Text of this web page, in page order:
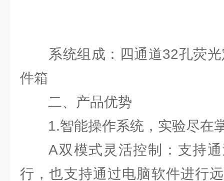
系统组成：四通道32孔荧光
件箱
二、产品优势
1.智能操作系统，实验尽在
A双模式灵活控制：支持通
行，也支持通过电脑软件进行